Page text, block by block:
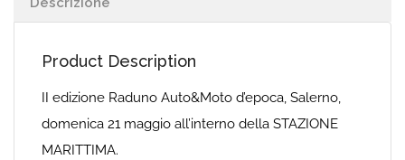
Product Description
II edizione Raduno Auto&Moto d’epoca, Salerno,
domenica 21 maggio all’interno della STAZIONE
MARITTIMA.